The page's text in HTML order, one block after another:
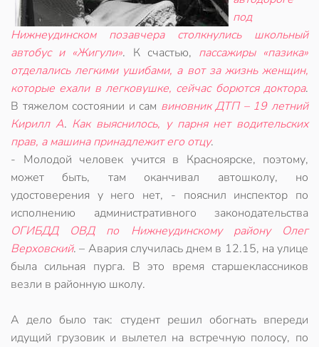
под
Нижнеудинском позавчера столкнулись школьный
автобус и «Жигули». К счастью, пассажиры «пазика»
отделались легкими ушибами, а вот за жизнь женщин,
которые ехали в легковушке, сейчас борются доктора.
В тяжелом состоянии и сам виновник ДТП – 19 летний
Кирилл А. Как выяснилось, у парня нет водительских
прав, а машина принадлежит его отцу.
- Молодой человек учится в Красноярске, поэтому,
может быть, там оканчивал автошколу, но
удостоверения у него нет, - пояснил инспектор по
исполнению административного законодательства
ОГИБДД ОВД по Нижнеудинскому району Олег
Верховский. – Авария случилась днем в 12.15, на улице
была сильная пурга. В это время старшеклассников
везли в районную школу.
А дело было так: студент решил обогнать впереди
идущий грузовик и вылетел на встречную полосу, по